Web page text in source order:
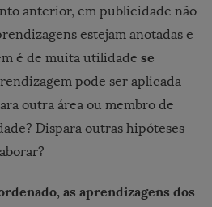
anterior, em publicidade não
estejam anotadas e
é de muita utilidade se
pode ser aplicada
outra área ou membro de
Dispara outras hipóteses
as aprendizagens dos